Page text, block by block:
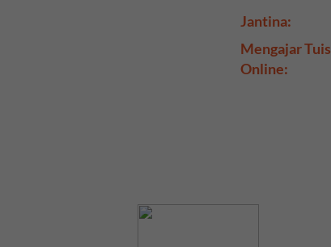
Jantina:
Mengajar
Online: